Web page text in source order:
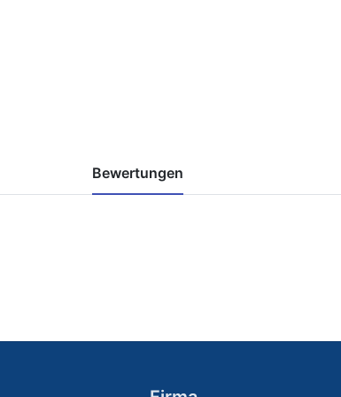
Bewertungen